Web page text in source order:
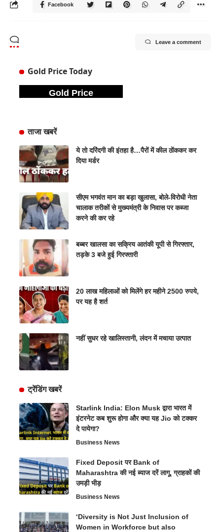
Facebook
Leave a comment
Gold Price Today
Gold Price
ताजा खबरें
ये तो दरिंदगी की इंतहा है…पैरों में कील ठोंककर कर
दिया मर्डर
सीएम भगवंत मान का बड़ा खुलासा, बोले-विरोधी नेता
चालाक तरीकों से मुख्यमंत्री के निवास पर कब्जा
करने की कर रहे
बब्बर खालसा का सक्रिय आतंकी यूपी से गिरफ्तार,
तड़के 3 बजे हुई गिरफ्तारी
20 लाख महिलाओं को मिलेंगे हर महीने 2500 रुपये,
पर यह है शर्त
नहीं सुधर रहे खालिस्तानी, लंदन में मचाया उत्पात
ट्रेंडिंग खबरें
Starlink India: Elon Musk द्वारा भारत में
इंटरनेट कब शुरू होगा और क्या यह Jio को टक्कर
दे पायेगा?
Business News
Fixed Deposit पर Bank of
Maharashtra की नई ब्याज दरें लागू, ग्राहकों की
उमड़ी भीड़
Business News
‘Diversity is Not Just Inclusion of
Women in Workforce but also